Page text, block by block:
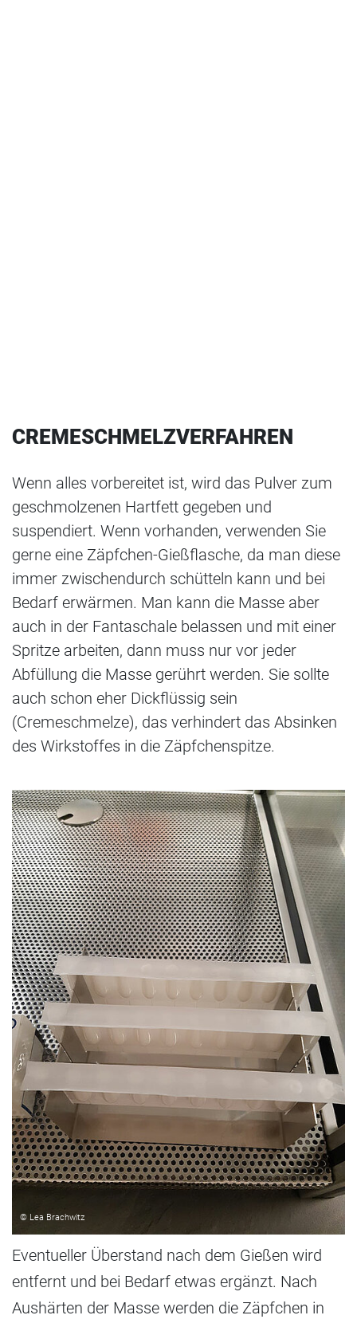
CREMESCHMELZVERFAHREN
Wenn alles vorbereitet ist, wird das Pulver zum
geschmolzenen Hartfett gegeben und
suspendiert. Wenn vorhanden, verwenden Sie
gerne eine Zäpfchen-Gießflasche, da man diese
immer zwischendurch schütteln kann und bei
Bedarf erwärmen. Man kann die Masse aber
auch in der Fantaschale belassen und mit einer
Spritze arbeiten, dann muss nur vor jeder
Abfüllung die Masse gerührt werden. Sie sollte
auch schon eher Dickflüssig sein
(Cremeschmelze), das verhindert das Absinken
des Wirkstoffes in die Zäpfchenspitze.
© Lea Brachwitz
Eventueller Überstand nach dem Gießen wird
entfernt und bei Bedarf etwas ergänzt. Nach
Aushärten der Masse werden die Zäpfchen in